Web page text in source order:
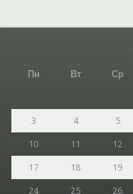
Пн
Вт Ср
3 4 5
10 11 12
17 18 19
24 25 26